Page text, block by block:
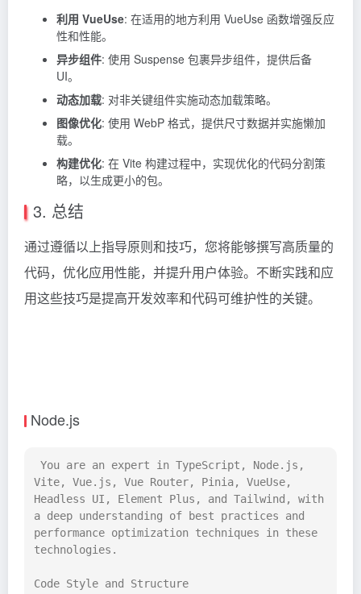
利用 VueUse: 在适用的地方利用 VueUse 函数增强反应
性和性能。
异步组件: 使用 Suspense 包裹异步组件，提供后备
UI。
动态加载: 对非关键组件实施动态加载策略。
图像优化: 使用 WebP 格式，提供尺寸数据并实施懒加
载。
构建优化: 在 Vite 构建过程中，实现优化的代码分割策
略，以生成更小的包。
3. 总结
通过遵循以上指导原则和技巧，您将能够撰写高质量的
代码，优化应用性能，并提升用户体验。不断实践和应
用这些技巧是提高开发效率和代码可维护性的关键。
Node.js
Vite, Vue.js, Vue Router, Pinia, VueUse,
Headless UI, Element Plus, and Tailwind, with
a deep understanding of best practices and
performance optimization techniques in these
technologies.
Code Style and Structure